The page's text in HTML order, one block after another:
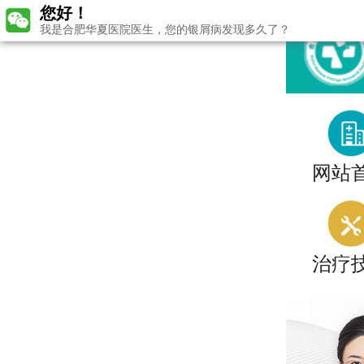
网站
治疗
您好！
我是合肥华夏医院医生，您的银屑病发现多久了？